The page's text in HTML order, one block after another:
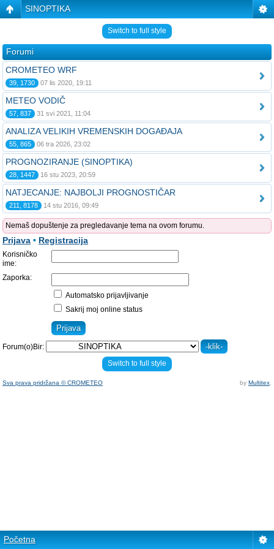
SINOPTIKA
Switch to full style
Forumi
CROMETEO WRF
39, 1730 07 lis 2020, 19:11
METEO VODIČ
57, 837 31 svi 2021, 11:04
ANALIZA VELIKIH VREMENSKIH DOGAĐAJA
55, 865 06 tra 2026, 23:02
PROGNOZIRANJE (SINOPTIKA)
28, 1447 16 stu 2023, 20:59
NATJECANJE: NAJBOLJI PROGNOSTIČAR
211, 8178 14 stu 2016, 09:49
Nemaš dopuštenje za pregledavanje tema na ovom forumu.
Prijava • Registracija
Korisničko
ime:
Zaporka:
Automatsko prijavljivanje
Sakrij moj online status
Forum(o)Bir:
Switch to full style
Sva prava pridržana © CROMETEO by Multitex
Početna